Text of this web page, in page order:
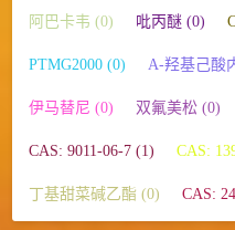
阿巴卡韦 (0) 吡丙醚 (0)
PTMG2000 (0) Α-羟基己酸
伊马替尼 (0) 双氟美松 (0)
CAS: 9011-06-7 (1) CAS:
丁基甜菜碱乙酯 (0) CAS: